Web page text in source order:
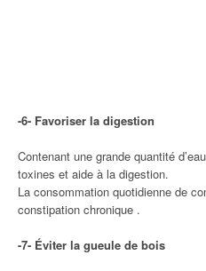
-6- Favoriser la digestion
Contenant une grande quantité
toxines et aide à la digestion.
La consommation quotidienne de
constipation chronique .
-7- Éviter la gueule de bois